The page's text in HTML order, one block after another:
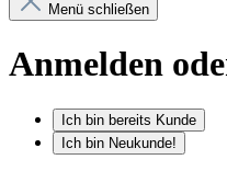
Menü schließen
Anmelden
Ich bin bereits Kunde
Ich bin Neukunde!